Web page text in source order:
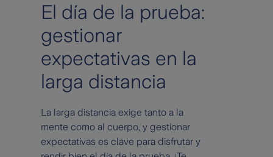
El día de la prueba:
gestionar
expectativas en la
larga distancia
La larga distancia exige tanto a la
mente como al cuerpo, y gestionar
expectativas es clave para disfrutar y